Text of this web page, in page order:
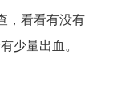
，看看有没有
少量出血。